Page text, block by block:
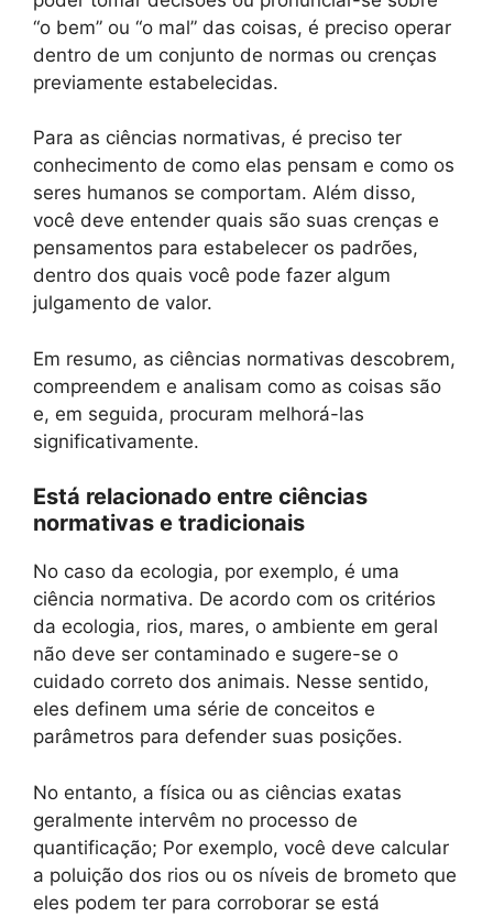
“o bem” ou “o mal” das coisas, é preciso operar
dentro de um conjunto de normas ou crenças
previamente estabelecidas.
Para as ciências normativas, é preciso ter
conhecimento de como elas pensam e como os
seres humanos se comportam. Além disso,
você deve entender quais são suas crenças e
pensamentos para estabelecer os padrões,
dentro dos quais você pode fazer algum
julgamento de valor.
Em resumo, as ciências normativas descobrem,
compreendem e analisam como as coisas são
e, em seguida, procuram melhorá-las
significativamente.
Está relacionado entre ciências
normativas e tradicionais
No caso da ecologia, por exemplo, é uma
ciência normativa. De acordo com os critérios
da ecologia, rios, mares, o ambiente em geral
não deve ser contaminado e sugere-se o
cuidado correto dos animais. Nesse sentido,
eles definem uma série de conceitos e
parâmetros para defender suas posições.
No entanto, a física ou as ciências exatas
geralmente intervêm no processo de
quantificação; Por exemplo, você deve calcular
a poluição dos rios ou os níveis de brometo que
eles podem ter para corroborar se está